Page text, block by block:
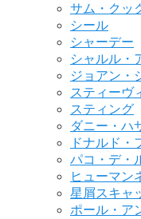
サム・クッ
シール
シャーデー
シャルル・
ジョアン・
スティーヴ
スティング
ダニー・ハ
ドナルド・
パコ・デ・
ヒューマン
星屑スキャ
ポール・ア